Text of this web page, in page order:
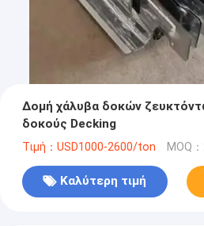
Δομή χάλυβα δοκών
δοκούς Decking
Τιμή：USD1000-2600/ton MOQ
Καλύτερη τιμή